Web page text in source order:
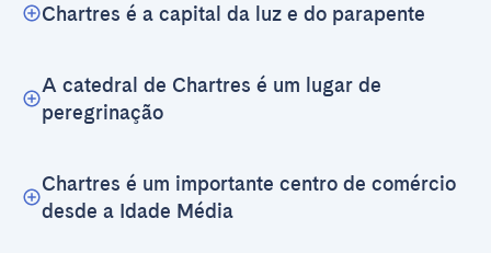
Chartres é a capital da luz e do parapente
A catedral de Chartres é um lugar de
peregrinação
Chartres é um importante centro de comércio
desde a Idade Média